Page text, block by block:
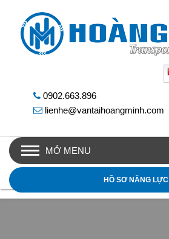
0902.663.896
lienhe@vantaihoangminh.com
MỞ MENU
HỒ SƠ NĂNG LỰC